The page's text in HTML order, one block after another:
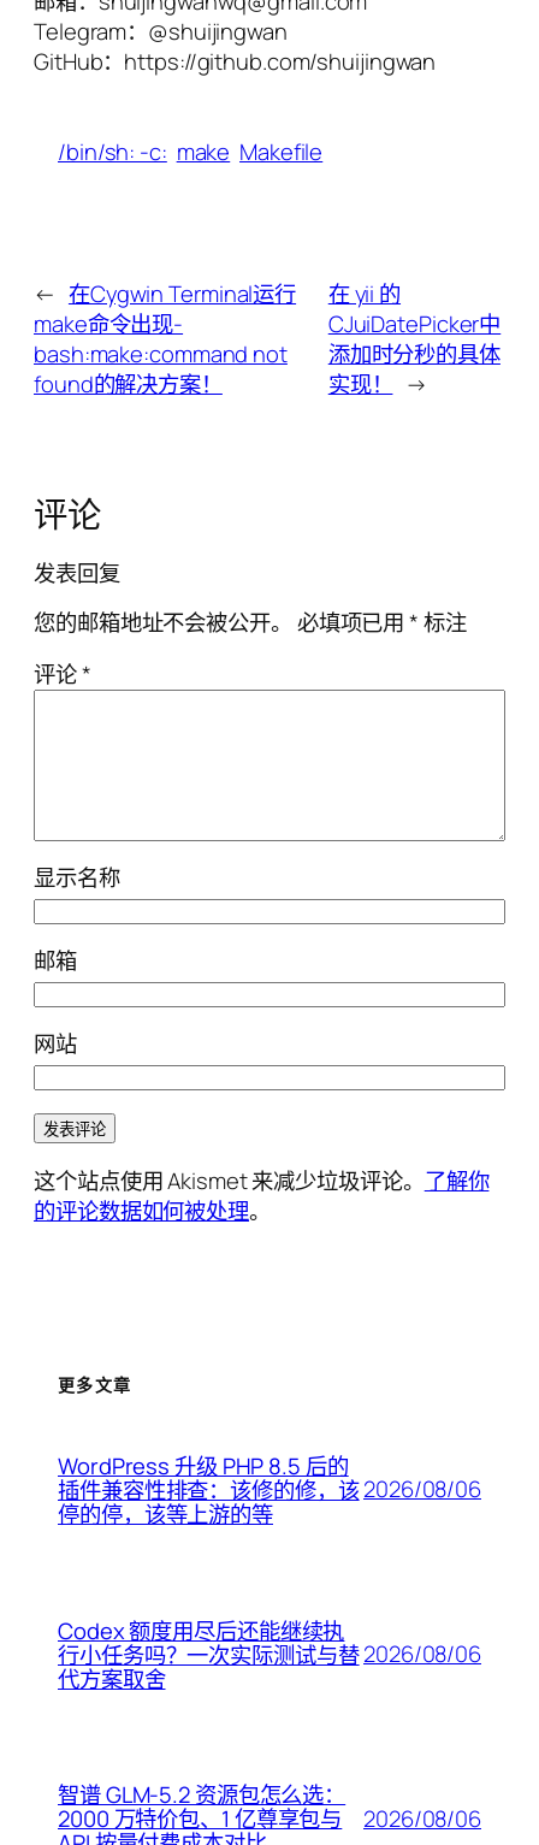
Telegram：@shuijingwan
GitHub：https://github.com/shuijingwan
/bin/sh: -c: make Makefile
← 在Cygwin Terminal运行
make命令出现-
bash:make:command not
found的解决方案！
在 yii 的
CJuiDatePicker中
添加时分秒的具体
实现！
→
评论
发表回复
您的邮箱地址不会被公开。 必填项已用*标注
评论*
显示名称
邮箱
网站
这个站点使用 Akismet 来减少垃圾评论。 了解你
的评论数据如何被处理。
更多文章
WordPress 升级 PHP 8.5 后的
插件兼容性排查：该修的修，该
停的停，该等上游的等
2026/08/06
Codex 额度用尽后还能继续执
行小任务吗？一次实际测试与替
代方案取舍
2026/08/06
智谱 GLM-5.2 资源包怎么选：
2000 万特价包、1 亿尊享包与 2026/08/06